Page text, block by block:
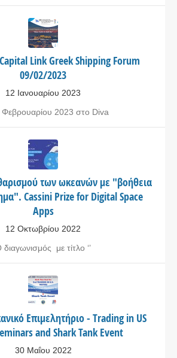
Link Greek Shipping Forum
09/02/2023
12 Ιανουαρίου 2023
Φεβρουαρίου 2023 στο Diva
των ωκεανών με "βοήθεια
Cassini Prize for Digital Space
Apps
12 Οκτωβρίου 2022
με τίτλο ‘’
Επιμελητήριο - Trading in US
and Shark Tank Event
30 Μαΐου 2022